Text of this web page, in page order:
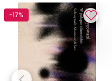
-17%